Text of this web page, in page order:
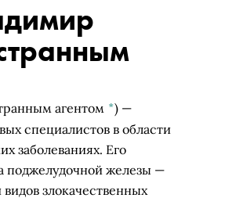
агентом *) —
специалистов в области
заболеваниях. Его
поджелудочной железы —
злокачественных